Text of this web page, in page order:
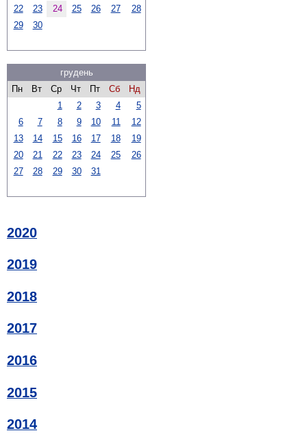
22 23 24 25 26 27
28
29
30
грудень
Пн
Вт Ср Чт Пт Сб
Нд
1
2 3 4
5
6
7 8 9 10 11
12
13
14 15 16 17 18
19
20
21 22 23 24 25
26
27
28 29 30 31
2020
2019
2018
2017
2016
2015
2014